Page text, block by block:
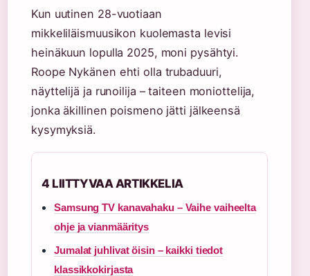
Kun uutinen 28-vuotiaan
mikkeliläismuusikon kuolemasta levisi
heinäkuun lopulla 2025, moni pysähtyi.
Roope Nykänen ehti olla trubaduuri,
näyttelijä ja runoilija – taiteen moniottelija,
jonka äkillinen poismeno jätti jälkeensä
kysymyksiä.
4 LIITTYVAA ARTIKKELIA
Samsung TV kanavahaku – Vaihe vaiheelta
ohje ja vianmääritys
Jumalat juhlivat öisin – kaikki tiedot
klassikkokirjasta